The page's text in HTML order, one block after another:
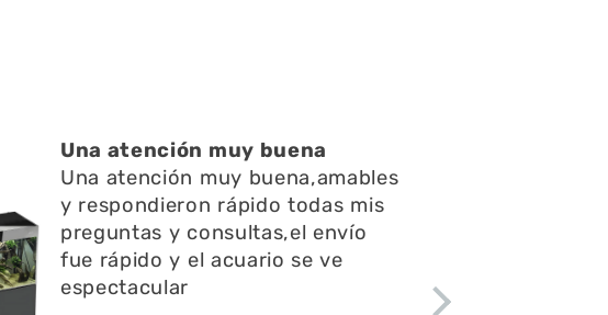
Una atención muy buena
Una atención muy buena,amables
y respondieron rápido todas mis
preguntas y consultas,el envío
fue rápido y el acuario se ve
espectacular